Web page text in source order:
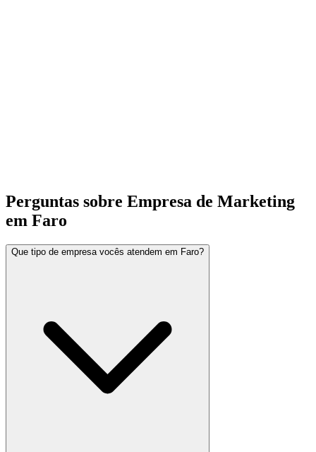
Perguntas sobre Empresa de Marketing
em Faro
Que tipo de empresa vocês atendem em Faro?